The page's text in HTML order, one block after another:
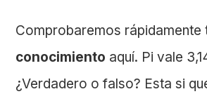
Comprobaremos rápidamente
conocimiento aquí. Pi vale
¿Verdadero o falso? Esta si